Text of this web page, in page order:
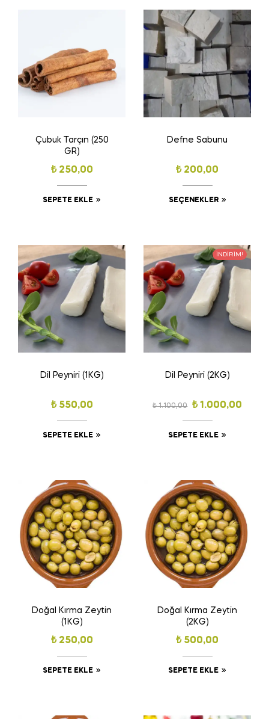
Çubuk Tarçın (250
GR)
₺250,00
SEPETE EKLE
Defne Sabunu
₺200,00
SEÇENEKLER
Dil Peyniri (1KG)
₺550,00
SEPETE EKLE
İNDIRIM!
Dil Peyniri (2KG)
₺1.100,00 ₺1.000,00
SEPETE EKLE
Doğal Kırma Zeytin
(1KG)
₺250,00
SEPETE EKLE
Doğal Kırma Zeytin
(2KG)
₺500,00
SEPETE EKLE